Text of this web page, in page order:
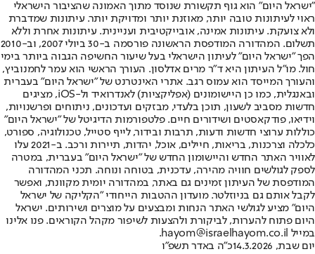
"ישראל היום" הוא גוף תקשורת שנוסד מתוך האמונה שהציבור הישראלי
ראוי לעיתונות טובה יותר, מאוזנת יותר ומדויקת יותר. עיתונות שמדברת
ולא צועקת. עיתונות אמינה, אובייקטיבית ועניינית. עיתונות אחרת וללא
תשלום. המהדורה המודפסת הראשונה פורסמה ב-30 ביולי 2007, וב-2010
הפך "ישראל היום" לעיתון הישראלי בעל שיעור החשיפה הגבוה ביותר בימי
חול. מו"ל העיתון היא ד"ר מרים אדלסון. העורך הראשי הוא עמר לחמנוביץ,
והעורך המייסד הוא עמוס רגב. אתרי האינטרנט של "ישראל היום" בעברית
ובאנגלית, כמו כן היישומונים (אפליקציות) לאנדרואיד ול-iOS, מציגים
חדשות מסביב לשעון, תוכן בלעדי, מבזקים ועדכונים, ניתוחים ופרשנויות,
וידיאו, פודקאסטים ושידורים חיים. פלטפורמות הדיגיטל של "ישראל היום"
כוללות ערוצי חדשות ודעות, תרבות ובידור, לייף סטייל, טכנולוגיה, ספורט,
כלכלה וצרכנות, בריאות, חיילים, אוכל, יהדות, תיירות ורכב. ב-2021 עלו
לאוויר האתר החדש והיישומון החדש של "ישראל היום" בעברית, במטרה
לספק לגולשים חוויה מהירה, עדכנית, בטוחה ונוחה. תכני המהדורה
המודפסת של העיתון זמינים גם באתר, במהדורה יומית מקוונת, ואפשר
לקבל אותם גם בניוזלטר. מועדון ההטבות הייחודי "הקליקה של ישראל
היום" מציע לגולשי האתר הנחות ומבצעים על מוצרים ושירותים. ישראל
היום פתוח להערות, לביקורת ולהצעות לשיפור מקהל הקוראים. פנו אלינו
במייל hayom@israelhayom.co.il.
יום שבת, 14.3.2026
כ"ה באדר תשפ"ו